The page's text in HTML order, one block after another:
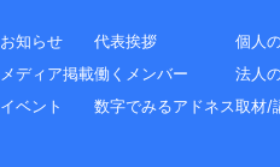
お知らせ
メディア掲載
イベント
代表挨拶
働くメンバー
数字でみるアドネス
個人
法人
取材/